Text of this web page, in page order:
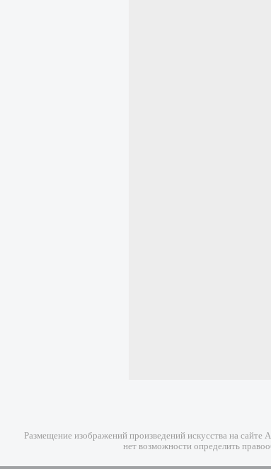
Размещение изображений произведений искусства на
нет возможности определить